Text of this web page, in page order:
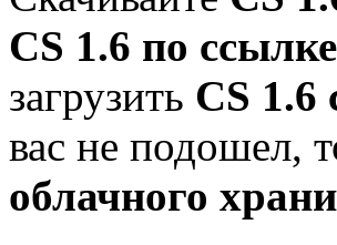
CS 1.6 по ссылке
загрузить CS 1.6
вас не подошел,
облачного